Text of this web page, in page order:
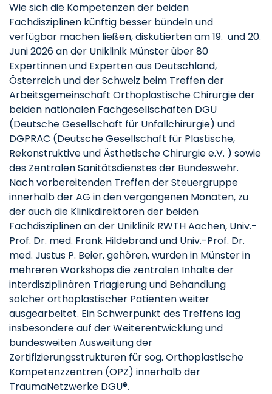
Wie sich die Kompetenzen der beiden
Fachdisziplinen künftig besser bündeln und
verfügbar machen ließen, diskutierten am 19. und 20.
Juni 2026 an der Uniklinik Münster über 80
Expertinnen und Experten aus Deutschland,
Österreich und der Schweiz beim Treffen der
Arbeitsgemeinschaft Orthoplastische Chirurgie der
beiden nationalen Fachgesellschaften DGU
(Deutsche Gesellschaft für Unfallchirurgie) und
DGPRÄC (Deutsche Gesellschaft für Plastische,
Rekonstruktive und Ästhetische Chirurgie e.V. ) sowie
des Zentralen Sanitätsdienstes der Bundeswehr.
Nach vorbereitenden Treffen der Steuergruppe
innerhalb der AG in den vergangenen Monaten, zu
der auch die Klinikdirektoren der beiden
Fachdisziplinen an der Uniklinik RWTH Aachen, Univ.-
Prof. Dr. med. Frank Hildebrand und Univ.-Prof. Dr.
med. Justus P. Beier, gehören, wurden in Münster in
mehreren Workshops die zentralen Inhalte der
interdisziplinären Triagierung und Behandlung
solcher orthoplastischer Patienten weiter
ausgearbeitet. Ein Schwerpunkt des Treffens lag
insbesondere auf der Weiterentwicklung und
bundesweiten Ausweitung der
Zertifizierungsstrukturen für sog. Orthoplastische
Kompetenzzentren (OPZ) innerhalb der
TraumaNetzwerke DGU®.